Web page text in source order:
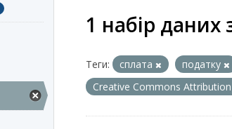
1 набір даних
Теги: сплата податку
Creative Commons Attribution